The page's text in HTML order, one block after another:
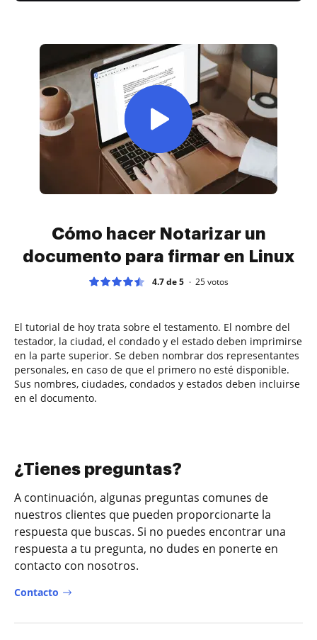
Cómo hacer Notarizar un
documento para firmar en Linux
4.7 de 5 25votos
El tutorial de hoy trata sobre el testamento. El nombre del
testador, la ciudad, el condado y el estado deben imprimirse
en la parte superior. Se deben nombrar dos representantes
personales, en caso de que el primero no esté disponible.
Sus nombres, ciudades, condados y estados deben incluirse
en el documento.
¿Tienes preguntas?
A continuación, algunas preguntas comunes de
nuestros clientes que pueden proporcionarte la
respuesta que buscas. Si no puedes encontrar una
respuesta a tu pregunta, no dudes en ponerte en
contacto con nosotros.
Contacto